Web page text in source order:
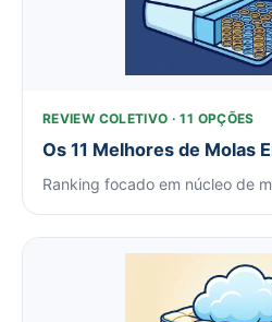
REVIEW COLETIVO · 11 OPÇÕES
Os 11 Melhores de Molas
Ranking focado em núcleo de